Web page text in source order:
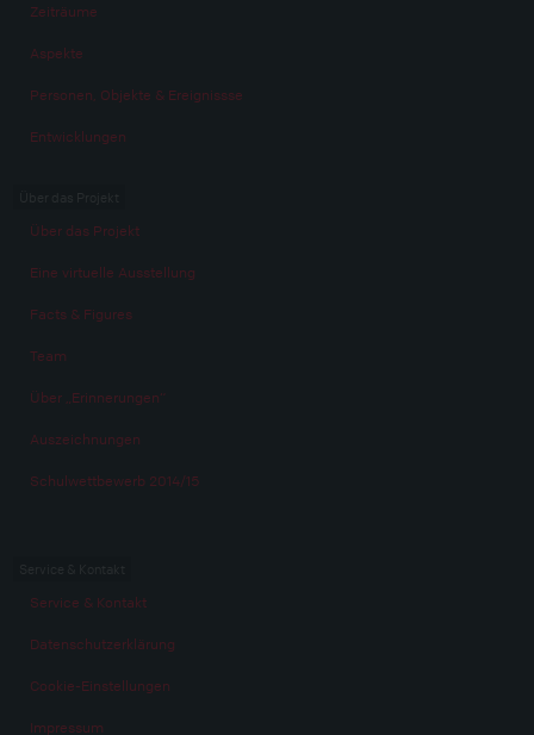
Zeiträume
Aspekte
Personen, Objekte & Ereignissse
Entwicklungen
Über das Projekt
Eine virtuelle Ausstellung
Facts & Figures
Team
Über „Erinnerungen“
Auszeichnungen
Schulwettbewerb 2014/15
Service & Kontakt
Datenschutzerklärung
Cookie-Einstellungen
Impressum